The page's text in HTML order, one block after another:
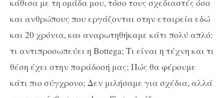
κάθισα με τη ομάδα μου, τόσο τους σχεδιαστές όσο
και ανθρώπους που εργάζονται στην εταιρεία εδώ
και 20 χρόνια, και αναρωτηθήκαμε κάτι πολύ απλό:
τι αντιπροσωπεύει η Bottega; Τι είναι η τέχνη και τι
θέση έχει στην παράδοσή μας; Πώς θα φέρουμε
κάτι πιο σύγχρονο; Δεν μιλήσαμε για σχέδια, αλλά